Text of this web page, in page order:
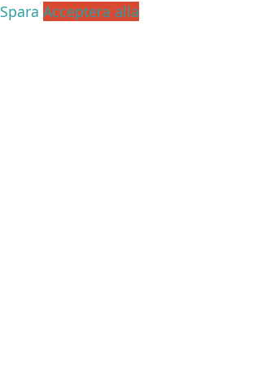
Spara Acceptera alla